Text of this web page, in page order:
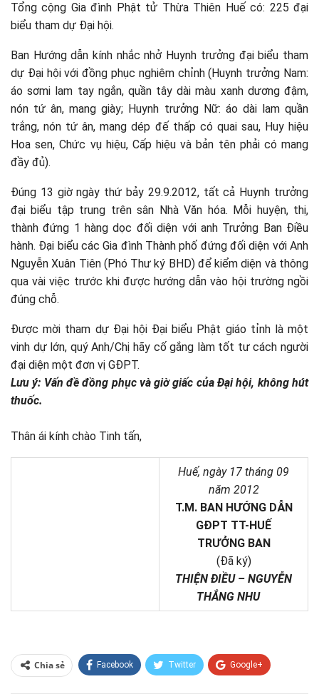
Tổng cộng Gia đình Phật tử Thừa Thiên Huế có: 225 đại
biểu tham dự Đại hội.
Ban Hướng dẫn kính nhắc nhở Huynh trưởng đại biểu tham
dự Đại hội với đồng phục nghiêm chỉnh (Huynh trưởng Nam:
áo sơmi lam tay ngắn, quần tây dài màu xanh dương đậm,
nón tứ ân, mang giày; Huynh trưởng Nữ: áo dài lam quần
trắng, nón tứ ân, mang dép đế thấp có quai sau, Huy hiệu
Hoa sen, Chức vụ hiệu, Cấp hiệu và bản tên phải có mang
đầy đủ).
Đúng 13 giờ ngày thứ bảy 29.9.2012, tất cả Huynh trưởng
đại biểu tập trung trên sân Nhà Văn hóa. Mỗi huyện, thị,
thành đứng 1 hàng dọc đối diện với anh Trưởng Ban Điều
hành. Đại biểu các Gia đình Thành phố đứng đối diện với Anh
Nguyễn Xuân Tiên (Phó Thư ký BHD) để kiểm diện và thông
qua vài việc trước khi được hướng dẫn vào hội trường ngồi
đúng chỗ.
Được mời tham dự Đại hội Đại biểu Phật giáo tỉnh là một
vinh dự lớn, quý Anh/Chị hãy cố gắng làm tốt tư cách người
đại diện một đơn vị GĐPT.
Lưu ý: Vấn đề đồng phục và giờ giấc của Đại hội, không hút
thuốc.
Thân ái kính chào Tinh tấn,
Huế, ngày 17 tháng 09
năm 2012
T.M. BAN HƯỚNG DẪN
GĐPT TT-HUẾ
TRƯỞNG BAN
(Đã ký)
THIỆN ĐIỀU – NGUYỄN
THẮNG NHU
Chia sẻ Facebook Twitter Google+